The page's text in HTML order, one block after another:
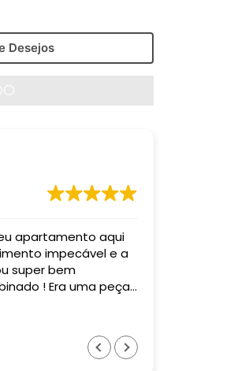
Desejos
super bem
! Era uma peça
empresa! Valeu